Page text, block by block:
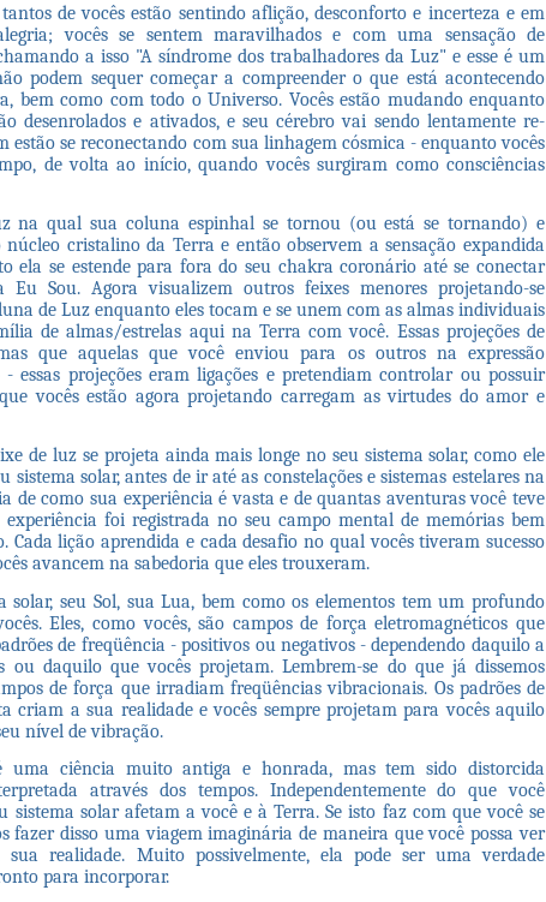
de vocês estão sentindo aflição, desconforto e incerteza e em
vocês se sentem maravilhados e com uma sensação de
a isso "A síndrome dos trabalhadores da Luz" e esse é um
podem sequer começar a compreender o que está acontecendo
bem como com todo o Universo. Vocês estão mudando enquanto
desenrolados e ativados, e seu cérebro vai sendo lentamente re-
estão se reconectando com sua linhagem cósmica - enquanto vocês
de volta ao início, quando vocês surgiram como consciências
na qual sua coluna espinhal se tornou (ou está se tornando) e
cristalino da Terra e então observem a sensação expandida
ela se estende para fora do seu chakra coronário até se conectar
Eu Sou. Agora visualizem outros feixes menores projetando-se
de Luz enquanto eles tocam e se unem com as almas individuais
de almas/estrelas aqui na Terra com você. Essas projeções de
que aquelas que você enviou para os outros na expressão
essas projeções eram ligações e pretendiam controlar ou possuir
vocês estão agora projetando carregam as virtudes do amor e
de luz se projeta ainda mais longe no seu sistema solar, como ele
sistema solar, antes de ir até as constelações e sistemas estelares na
de como sua experiência é vasta e de quantas aventuras você teve
experiência foi registrada no seu campo mental de memórias bem
Cada lição aprendida e cada desafio no qual vocês tiveram sucesso
avancem na sabedoria que eles trouxeram.
solar, seu Sol, sua Lua, bem como os elementos tem um profundo
Eles, como vocês, são campos de força eletromagnéticos que
de freqüência - positivos ou negativos - dependendo daquilo a
ou daquilo que vocês projetam. Lembrem-se do que já dissemos
de força que irradiam freqüências vibracionais. Os padrões de
criam a sua realidade e vocês sempre projetam para vocês aquilo
nível de vibração.
uma ciência muito antiga e honrada, mas tem sido distorcida
através dos tempos. Independentemente do que você
sistema solar afetam a você e à Terra. Se isto faz com que você se
fazer disso uma viagem imaginária de maneira que você possa ver
realidade. Muito possivelmente, ela pode ser uma verdade
para incorporar.